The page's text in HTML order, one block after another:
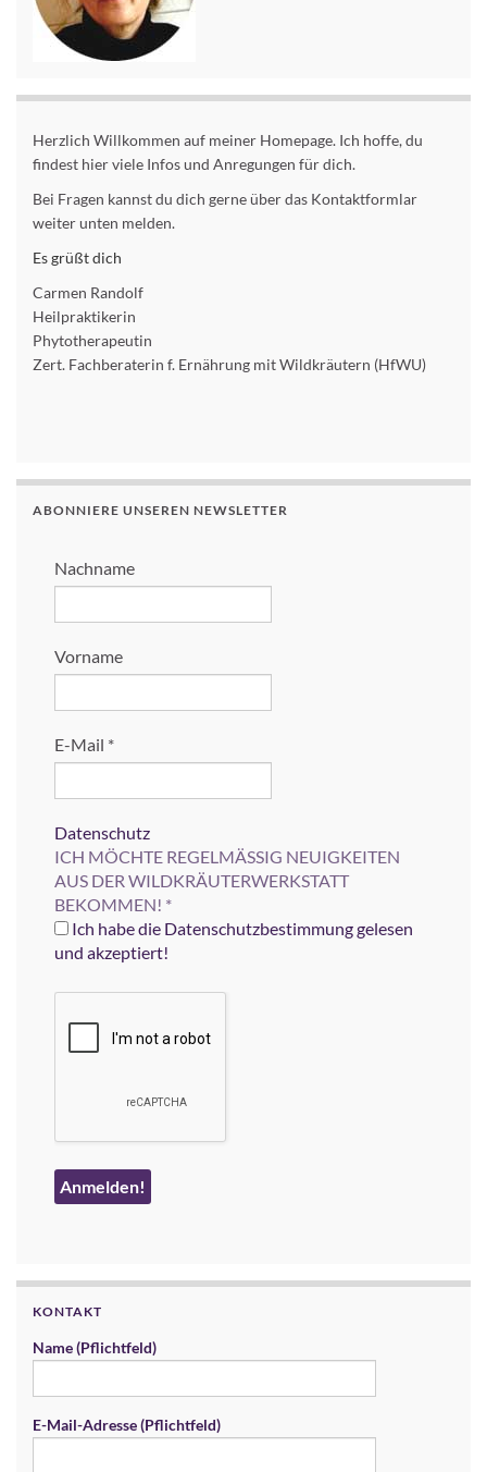
Herzlich Willkommen auf meiner Homepage. Ich hoffe, du
findest hier viele Infos und Anregungen für dich.
Bei Fragen kannst du dich gerne über das Kontaktformlar
weiter unten melden.
Es grüßt dich
Carmen Randolf
Heilpraktikerin
Phytotherapeutin
Zert. Fachberaterin f. Ernährung mit Wildkräutern (HfWU)
ABONNIERE UNSEREN NEWSLETTER
Nachname
Vorname
E-Mail *
Datenschutz
ICH MÖCHTE REGELMÄSSIG NEUIGKEITEN
AUS DER WILDKRÄUTERWERKSTATT
BEKOMMEN! *
Ich habe die Datenschutzbestimmung gelesen
und akzeptiert!
KONTAKT
Name (Pflichtfeld)
E-Mail-Adresse (Pflichtfeld)